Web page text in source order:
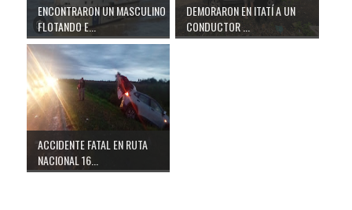
ENCONTRARON UN MASCULINO
FLOTANDO E...
DEMORARON EN ITATÍ A UN
CONDUCTOR ...
ACCIDENTE FATAL EN RUTA
NACIONAL 16...